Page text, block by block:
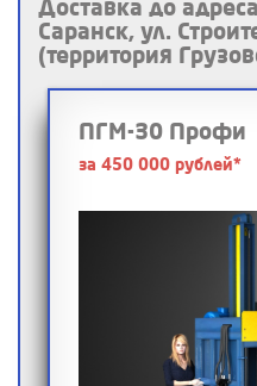
Доставка до
Саранск, ул.
(территория
ПГМ-30 Профи
за 450 000 рублей*